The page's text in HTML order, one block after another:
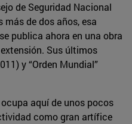
de Seguridad Nacional
más de dos años, esa
publica ahora en una obra
Sus últimos
y “Orden Mundial”
aquí de unos pocos
como gran artífice